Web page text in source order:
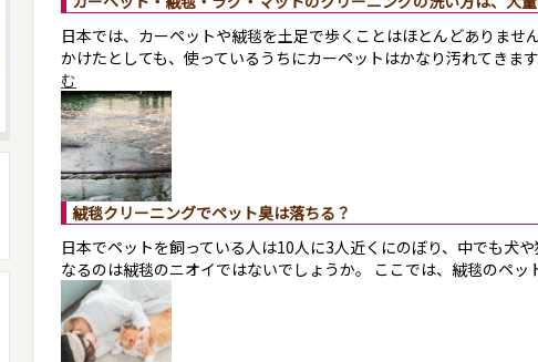
日本では、カーペットや絨毯を土足で歩くことはほとんどありま
かけたとしても、使っているうちにカーペットはかなり汚れてきま
む
絨毯クリーニングでペット臭は落ちる？
日本でペットを飼っている人は10人に3人近くにのぼり、中でも犬
なるのは絨毯のニオイではないでしょうか。 ここでは、絨毯のペ